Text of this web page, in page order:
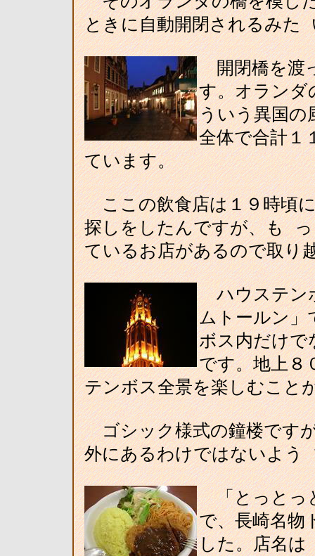
ときに自動開閉されるみた
開閉橋を渡
す。オランダ
ういう異国の
全体で合計１
ています。
ここの飲食店は１９時頃
探しをしたんですが、も
ているお店があるので取り
ハウステン
ムトールン」
ボス内だけで
です。地上８
テンボス全景を楽しむこと
ゴシック様式の鐘楼です
外にあるわけではないよう
「とっとっ
で、長崎名物
した。店名は